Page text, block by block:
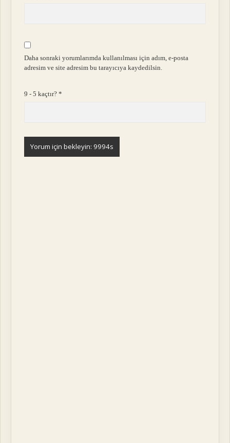
Daha sonraki yorumlarımda kullanılması için adım, e-posta
adresim ve site adresim bu tarayıcıya kaydedilsin.
9 - 5 kaçtır?*